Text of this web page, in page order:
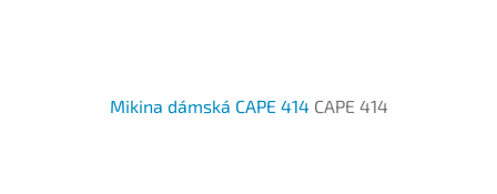
Mikina dámská CAPE 414 CAPE 414